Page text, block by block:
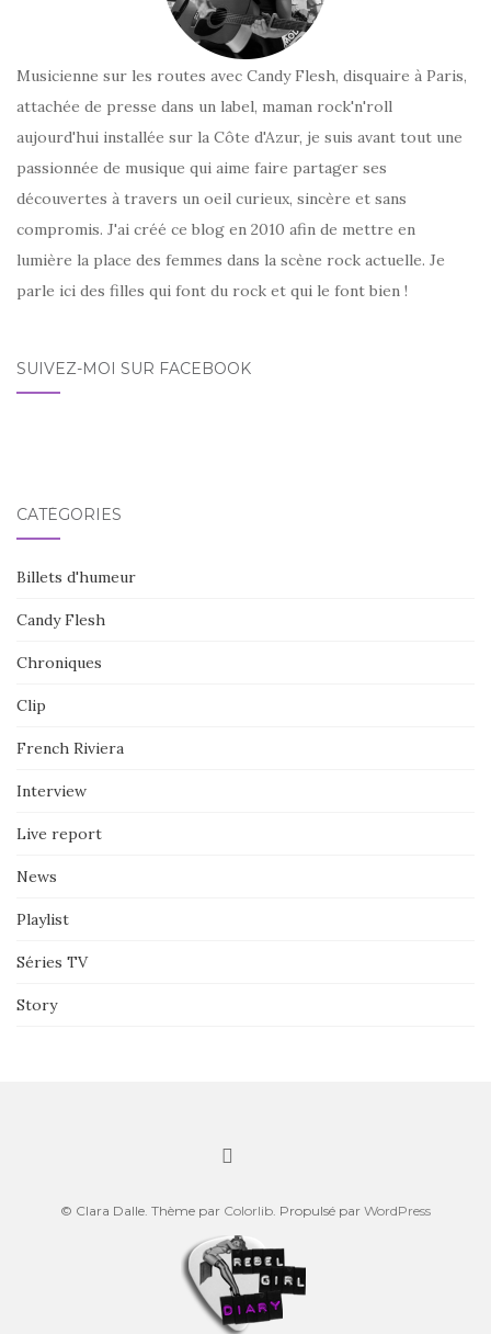
Musicienne sur les routes avec Candy Flesh, disquaire à Paris,
attachée de presse dans un label, maman rock'n'roll
aujourd'hui installée sur la Côte d'Azur, je suis avant tout une
passionnée de musique qui aime faire partager ses
découvertes à travers un oeil curieux, sincère et sans
compromis. J'ai créé ce blog en 2010 afin de mettre en
lumière la place des femmes dans la scène rock actuelle. Je
parle ici des filles qui font du rock et qui le font bien !
SUIVEZ-MOI SUR FACEBOOK
CATÉGORIES
Billets d'humeur
Candy Flesh
Chroniques
Clip
French Riviera
Interview
Live report
News
Playlist
Séries TV
Story
© Clara Dalle. Thème par Colorlib. Propulsé par WordPress